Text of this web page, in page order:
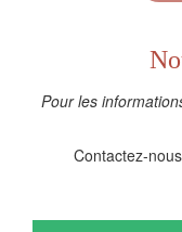
Pour les
Contactez-